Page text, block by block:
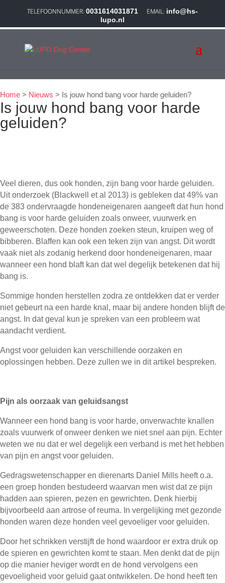
0031614031871
info@hs-
lupo.nl
Nieuws
Home > Nieuws > Is jouw hond bang voor harde geluiden?
Is jouw hond bang voor harde
geluiden?
Veel dieren, dus ook honden, zijn bang voor harde geluiden.
Uit onderzoek (Blackwell et al 2013) is gebleken dat 49% van
de 383 ondervraagde hondeneigenaren aangeeft dat hun hond
bang is voor harde geluiden zoals onweer, vuurwerk en
geweerschoten. Deze honden zoeken steun, kruipen weg of
bibberen. Blaffen kan ook een teken zijn van angst. Dit wordt
vaak niet als zodanig herkend door hondeneigenaren, maar
wanneer een hond blaft kan dat wel degelijk betekenen dat hij
bang is.
Sommige honden herstellen zodra ze ontdekken dat er verder
niet gebeurt na een harde knal, maar bij andere honden blijft de
angst. In dat geval kun je spreken van een probleem wat
aandacht verdient.
Angst voor geluiden kan verschillende oorzaken en
oplossingen hebben. Deze zullen we in dit artikel bespreken.
Pijn als oorzaak van geluidsangst
Wanneer een hond bang is voor harde, onverwachte knallen
zoals vuurwerk of onweer denken we niet snel aan pijn. Echter
weten we nu dat er wel degelijk een verband is met het hebben
van pijn en angst voor geluiden.
Gedragswetenschapper en dierenarts Daniel Mills heeft o.a.
een groep honden bestudeerd waarvan men wist dat ze pijn
hadden aan spieren, pezen en gewrichten. Denk hierbij
bijvoorbeeld aan artrose of reuma. In vergelijking met gezonde
honden waren deze honden veel gevoeliger voor geluiden.
Door het schrikken verstijft de hond waardoor er extra druk op
de spieren en gewrichten komt te staan. Men denkt dat de pijn
op die manier heviger wordt en de hond vervolgens een
gevoeligheid voor geluid gaat ontwikkelen. De hond heeft ten